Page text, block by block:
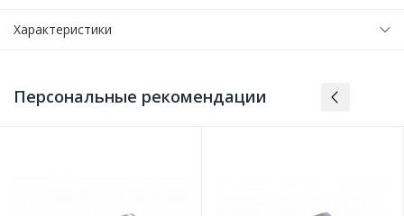
Характеристики
Персональные рекомендации